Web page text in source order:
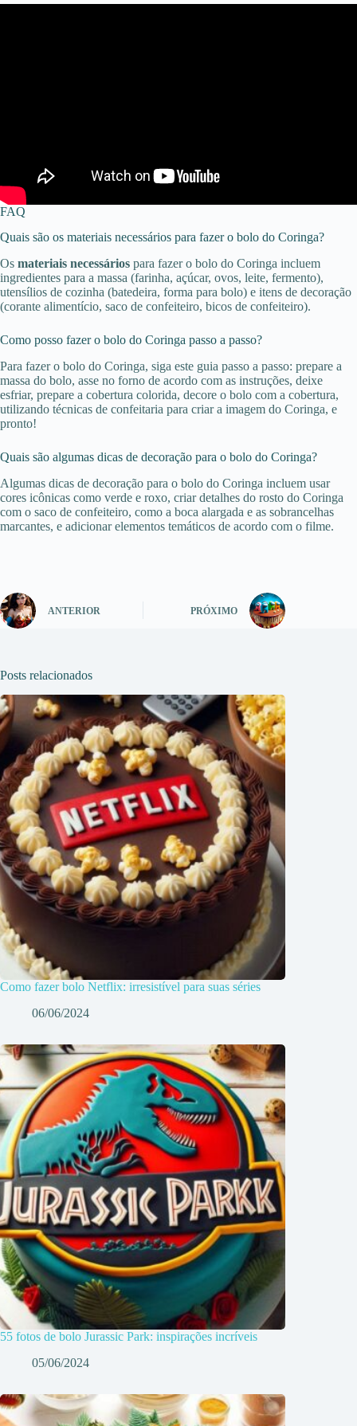
FAQ
Quais são os materiais necessários para fazer o bolo do Coringa?
Os materiais necessários para fazer o bolo do Coringa incluem
ingredientes para a massa (farinha, açúcar, ovos, leite, fermento),
utensílios de cozinha (batedeira, forma para bolo) e itens de decoração
(corante alimentício, saco de confeiteiro, bicos de confeiteiro).
Como posso fazer o bolo do Coringa passo a passo?
Para fazer o bolo do Coringa, siga este guia passo a passo: prepare a
massa do bolo, asse no forno de acordo com as instruções, deixe
esfriar, prepare a cobertura colorida, decore o bolo com a cobertura,
utilizando técnicas de confeitaria para criar a imagem do Coringa, e
pronto!
Quais são algumas dicas de decoração para o bolo do Coringa?
Algumas dicas de decoração para o bolo do Coringa incluem usar
cores icônicas como verde e roxo, criar detalhes do rosto do Coringa
com o saco de confeiteiro, como a boca alargada e as sobrancelhas
marcantes, e adicionar elementos temáticos de acordo com o filme.
ANTERIOR PRÓXIMO
Posts relacionados
Como fazer bolo Netflix: irresistível para suas séries
06/06/2024
55 fotos de bolo Jurassic Park: inspirações incríveis
05/06/2024